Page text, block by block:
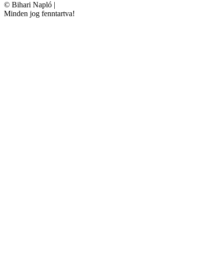
© Bihari Napló
Minden jog fenntartva!